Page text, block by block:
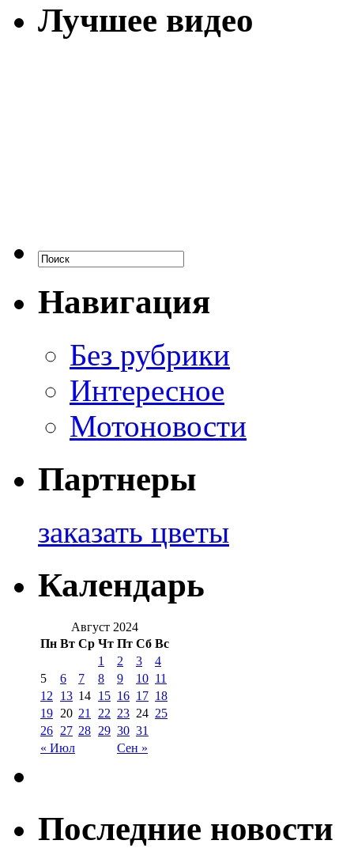
Лучшее видео
Навигация
Без рубрики
Интересное
Мотоновости
Партнеры
заказать цветы
Календарь
Август 2024
Пн Вт Ср Чт Пт Сб Вс
« Июл Сен »
1 2 3
4
5
6 7 8 9 10 11
12
13 14 15 16 17 18
19 20 21 22 23 24 25
26 27 28 29 30 31
Последние новости